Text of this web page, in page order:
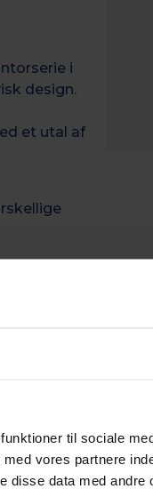
til sociale
vores partnere
disse data med andre
i
design.
et utal af